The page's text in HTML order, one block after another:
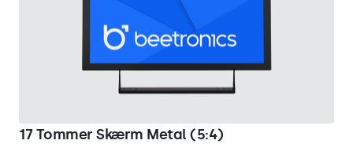
17 Tommer Skærm Metal (5:4)